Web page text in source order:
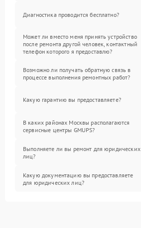
Диагностика проводится бесплатно?
Может ли вместо меня принять устройство
после ремонта другой человек, контактный
телефон которого я предоставлю?
Возможно ли получать обратную связь в
процессе выполнения ремонтных работ?
Какую гарантию вы предоставляете?
В каких районах Москвы располагаются
сервисные центры GMUPS?
Выполняете ли вы ремонт для юридических
лиц?
Какую документацию вы предоставляете
для юридических лиц?